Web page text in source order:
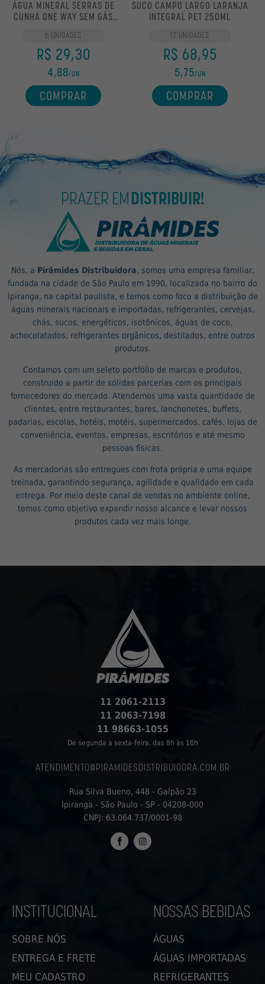
ÁGUA MINERAL SERRAS DE
CUNHA ONE WAY SEM GÁS
6 UNIDADES
R$ 29,30
4,88/UN
COMPRAR
SUCO CAMPO LARGO LARANJA
INTEGRAL PET 250ML
12 UNIDADES
R$ 68,95
5,75/UN
COMPRAR
PRAZER EMDISTRIBUIR!
Nós, a Pirâmides Distribuidora, somos uma empresa familiar,
fundada na cidade de São Paulo em 1990, localizada no bairro do
Ipiranga, na capital paulista, e temos como foco a distribuição de
águas minerais nacionais e importadas, refrigerantes, cervejas,
chás, sucos, energéticos, isotônicos, águas de coco,
achocolatados, refrigerantes orgânicos, destilados, entre outros
produtos.
Contamos com um seleto portfólio de marcas e produtos,
construído a partir de sólidas parcerias com os principais
fornecedores do mercado. Atendemos uma vasta quantidade de
clientes, entre restaurantes, bares, lanchonetes, buffets,
padarias, escolas, hotéis, motéis, supermercados, cafés, lojas de
conveniência, eventos, empresas, escritórios e até mesmo
pessoas físicas.
As mercadorias são entregues com frota própria e uma equipe
treinada, garantindo segurança, agilidade e qualidade em cada
entrega. Por meio deste canal de vendas no ambiente online,
temos como objetivo expandir nosso alcance e levar nossos
produtos cada vez mais longe.
11 2061-2113
11 2063-7198
11 98663-1055
De segunda a sexta-feira, das 8h às 18h
ATENDIMENTO@PIRAMIDESDISTRIBUIDORA.COM.BR
Rua Silva Bueno, 448 - Galpão 23
Ipiranga - São Paulo - SP - 04208-000
CNPJ: 63.064.737/0001-98
FACEBOOK INSTAGRAM
INSTITUCIONAL
SOBRE NÓS
ENTREGA E FRETE
MEU CADASTRO
NOSSAS BEBIDAS
ÁGUAS
ÁGUAS IMPORTADAS
REFRIGERANTES